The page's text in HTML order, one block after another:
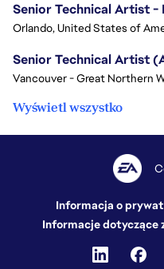
Senior Technical Artist -
Orlando, United States of
Senior Technical Artist
Vancouver - Great Northern
Wyświetl wszystko
Informacja o
Informacje dotyczące